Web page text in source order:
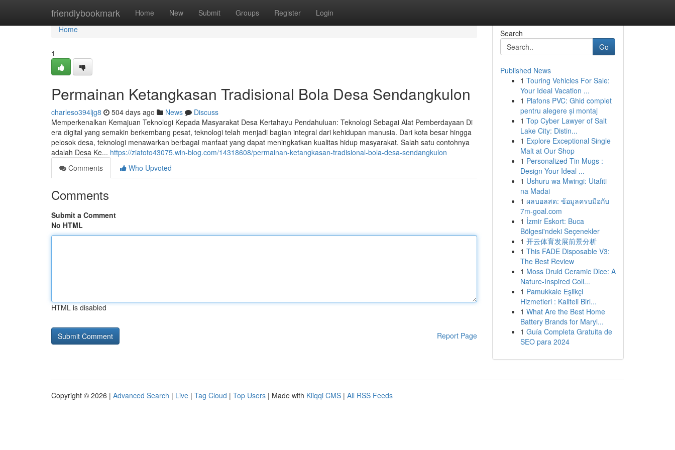
friendlybookmark Home New Submit Groups Register Login
Home
Home
1
Permainan Ketangkasan Tradisional Bola Desa Sendangkulon
charleso394ljg8 504 days ago News
Discuss
Memperkenalkan Kemajuan Teknologi Kepada Masyarakat Desa Kertahayu Pendahuluan: Teknologi Sebagai Alat Pemberdayaan Di
era digital yang semakin berkembang pesat, teknologi telah menjadi bagian integral dari kehidupan manusia. Dari kota besar hingga
pelosok desa, teknologi menawarkan berbagai manfaat yang dapat meningkatkan kualitas hidup masyarakat. Salah satu contohnya
adalah Desa Ke... https://ziatoto43075.win-blog.com/14318608/permainan-ketangkasan-tradisional-bola-desa-sendangkulon
Comments
Who Upvoted
Comments
Submit a Comment
No HTML
HTML is disabled
Report Page
Search
Go
Published News
1 Touring Vehicles For Sale:
Your Ideal Vacation ...
1 Plafons PVC: Ghid complet
pentru alegere și montaj
1 Top Cyber Lawyer of Salt
Lake City: Distin...
1 Explore Exceptional Single
Malt at Our Shop
1 Personalized Tin Mugs :
Design Your Ideal ...
1 Ushuru wa Mwingi: Utafiti
na Madai
1 ผลบอลสด: ข้อมูลครบมือกับ
7m-goal.com
1 İzmir Eskort: Buca
Bölgesi'ndeki Seçenekler
1 开云体育发展前景分析
1 This FADE Disposable V3:
The Best Review
1 Moss Druid Ceramic Dice: A
Nature-Inspired Coll...
1 Pamukkale Eşlikçi
Hizmetleri : Kaliteli Birl...
1 What Are the Best Home
Battery Brands for Maryl...
1 Guía Completa Gratuita de
SEO para 2024
Copyright © 2026 | Advanced Search | Live | Tag Cloud | Top Users | Made with Kliqqi CMS | All RSS Feeds